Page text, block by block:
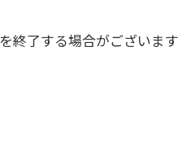
終了する場合がございます